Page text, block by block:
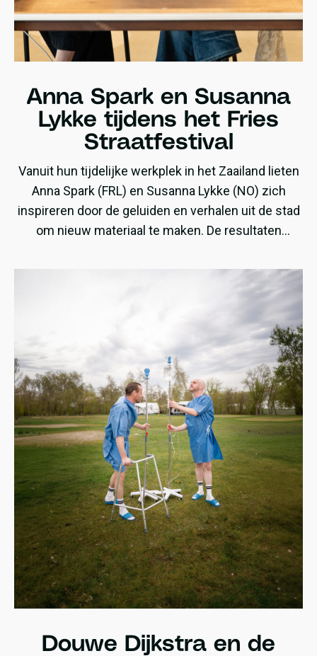
Anna Spark en Susanna
Lykke tijdens het Fries
Straatfestival
Vanuit hun tijdelijke werkplek in het Zaailand lieten
Anna Spark (FRL) en Susanna Lykke (NO) zich
inspireren door de geluiden en verhalen uit de stad
om nieuw materiaal te maken. De resultaten
het Fries Straatfestival en Noardewyn.
Douwe Dijkstra en de